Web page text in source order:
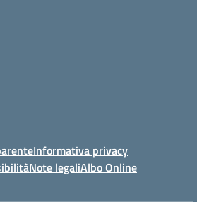
Informativa privacy
Note legaliAlbo Online